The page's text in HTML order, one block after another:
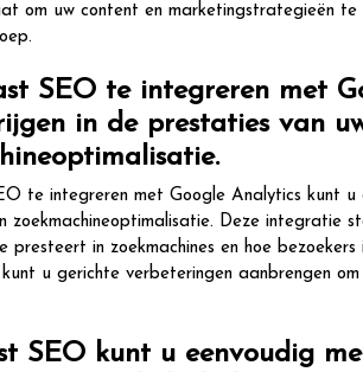
om uw content en marketingstrategieën
SEO te integreren met
in de prestaties van
te integreren met Google Analytics kunt
zoekmachineoptimalisatie. Deze integratie
presteert in zoekmachines en hoe
kunt u gerichte verbeteringen aanbrengen
SEO kunt u eenvoudig